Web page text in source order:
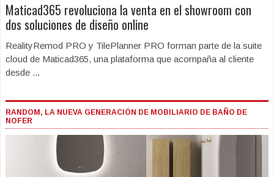
Maticad365 revoluciona la venta en el showroom con
dos soluciones de diseño online
RealityRemod PRO y TilePlanner PRO forman parte de la suite
cloud de Maticad365, una plataforma que acompaña al cliente
desde ...
RANDOM, LA NUEVA GENERACIÓN DE MOBILIARIO DE BAÑO DE
NOFER